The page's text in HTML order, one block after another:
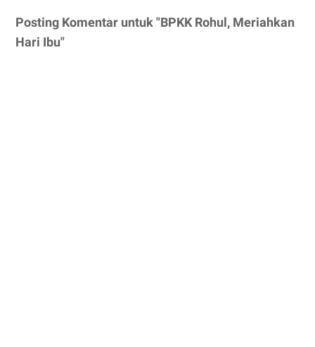
Posting Komentar untuk "BPKK Rohul, Meriahkan
Hari Ibu"